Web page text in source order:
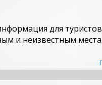
для
и неизвестным